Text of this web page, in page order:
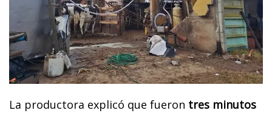
La productora explicó que fueron tres minutos